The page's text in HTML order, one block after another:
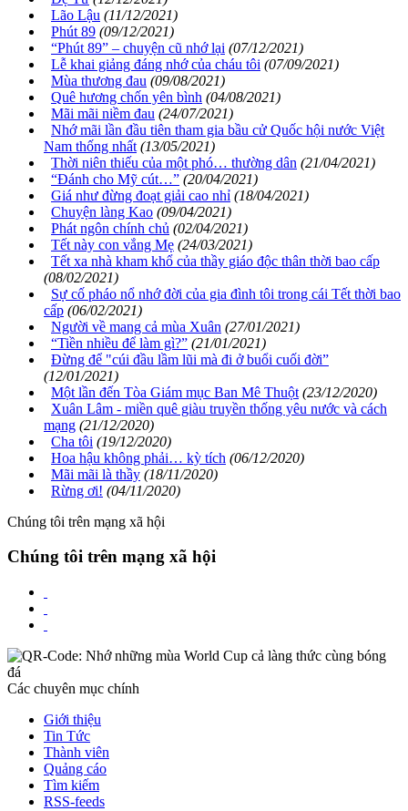
Lão Lậu (11/12/2021)
Phút 89 (09/12/2021)
“Phút 89” – chuyện cũ nhớ lại (07/12/2021)
Lễ khai giảng đáng nhớ của cháu tôi (07/09/2021)
Mùa thương đau (09/08/2021)
Quê hương chốn yên bình (04/08/2021)
Mãi mãi niềm đau (24/07/2021)
Nhớ mãi lần đầu tiên tham gia bầu cử Quốc hội nước Việt
Nam thống nhất (13/05/2021)
Thời niên thiếu của một phó… thường dân (21/04/2021)
“Đánh cho Mỹ cút…” (20/04/2021)
Giá như đừng đoạt giải cao nhỉ (18/04/2021)
Chuyện làng Kao (09/04/2021)
Phát ngôn chính chủ (02/04/2021)
Tết này con vắng Mẹ (24/03/2021)
Tết xa nhà kham khổ của thầy giáo độc thân thời bao cấp
(08/02/2021)
Sự cố pháo nổ nhớ đời của gia đình tôi trong cái Tết thời bao
cấp (06/02/2021)
Người về mang cả mùa Xuân (27/01/2021)
“Tiền nhiều để làm gì?” (21/01/2021)
Đừng để "cúi đầu lầm lũi mà đi ở buổi cuối đời”
(12/01/2021)
Một lần đến Tòa Giám mục Ban Mê Thuột (23/12/2020)
Xuân Lâm - miền quê giàu truyền thống yêu nước và cách
mạng (21/12/2020)
Cha tôi (19/12/2020)
Hoa hậu không phải… kỳ tích (06/12/2020)
Mãi mãi là thầy (18/11/2020)
Rừng ơi! (04/11/2020)
Chúng tôi trên mạng xã hội
Chúng tôi trên mạng xã hội
Các chuyên mục chính
Giới thiệu
Tin Tức
Thành viên
Quảng cáo
Tìm kiếm
RSS-feeds